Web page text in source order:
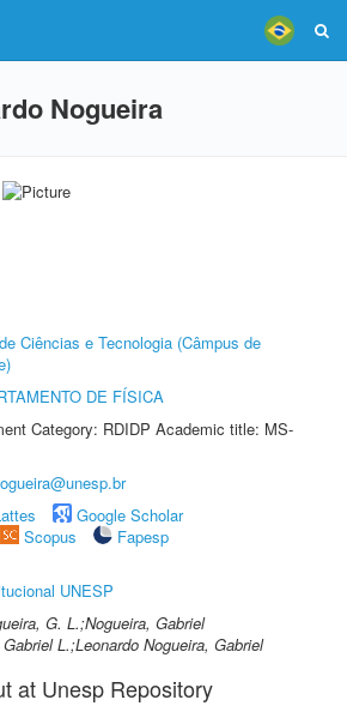
Nogueira
Ciências e Tecnologia (Câmpus de
DE FÍSICA
Category: RDIDP Academic title: MS-
Google Scholar
Scopus
Fapesp
UNESP
G. L.;Nogueira, Gabriel
L.;Leonardo Nogueira, Gabriel
at Unesp Repository